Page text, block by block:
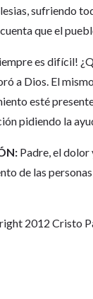
sufriendo
que el
es difícil!
a Dios. El
esté
pidiendo la
Padre, el dolor
de las
2012 Cristo